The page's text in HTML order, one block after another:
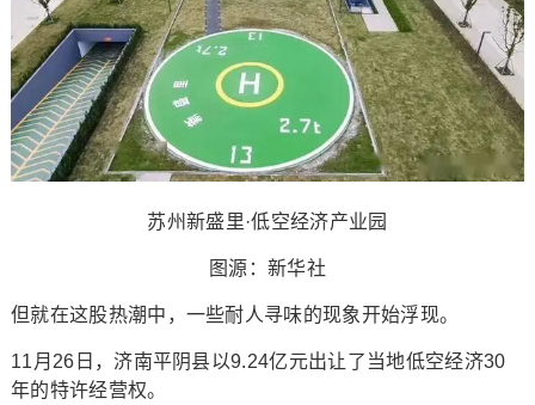
苏州新盛里·低空经济产业园
图源：新华社
但就在这股热潮中，一些耐人寻味的现象开始浮现。
11月26日，济南平阴县以9.24亿元出让了当地低空经济30
年的特许经营权。